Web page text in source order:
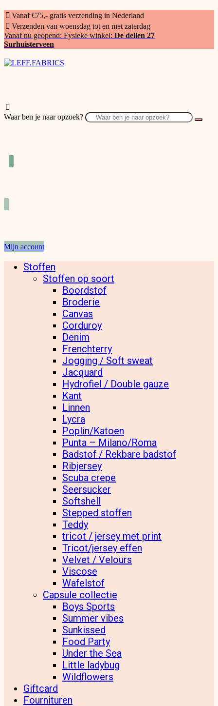
Vanaf €75,- gratis verzending in Nederland
Verzenden van woensdag tot en met zaterdag
Vanaf nu geopend: Fysieke winkel: De dellen 27
Surhuisterveen
Waar ben je naar opzoek?
Mijn account
Stoffen
Stoffen op soort
Boordstof
Broderie
Canvas
Corduroy
Denim
Frenchterry
Jogging / Soft sweat
Jacquard
Hydrofiel / Double gauze
Kant
Linnen
Lycra
Poplin/Katoen
Punta – Milano/Roma
Badstof / Rekbare badstof
Ribjersey
Scuba crepe
Seersucker
Softshell
Stepped stoffen
Teddy
tricot / jersey met print
Tricot/jersey effen
Velvet / Velours
Viscose
Wafelstof
Capsule collectie
Boys Sports
Summer vibes
Sunkissed
Food Party
Under the Sea
Little ladybug
Wildflowers
Giftcard
Fournituren